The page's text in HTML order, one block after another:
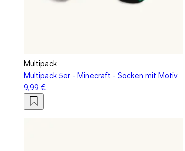
Multipack
Multipack 5er - Minecraft - Socken mit Motiv
9,99 €